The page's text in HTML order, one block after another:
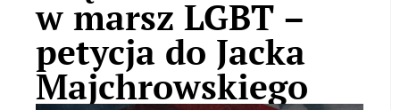
w marsz LGBT –
petycja do Jacka
Majchrowskiego